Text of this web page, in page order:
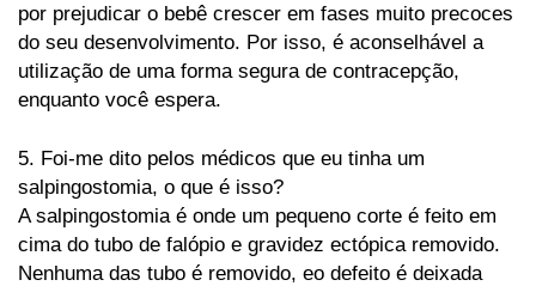
por prejudicar o bebê crescer em fases muito precoces
do seu desenvolvimento. Por isso, é aconselhável a
utilização de uma forma segura de contracepção,
enquanto você espera.
5. Foi-me dito pelos médicos que eu tinha um
salpingostomia, o que é isso?
A salpingostomia é onde um pequeno corte é feito em
cima do tubo de falópio e gravidez ectópica removido.
Nenhuma das tubo é removido, eo defeito é deixada